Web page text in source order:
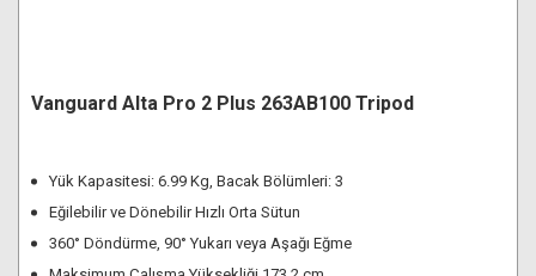
Vanguard Alta Pro 2 Plus 263AB100 Tripod
Yük Kapasitesi: 6.99 Kg, Bacak Bölümleri: 3
Eğilebilir ve Dönebilir Hızlı Orta Sütun
360° Döndürme, 90° Yukarı veya Aşağı Eğme